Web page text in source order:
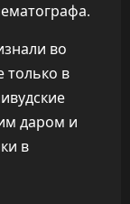
во
только в
даром и
в